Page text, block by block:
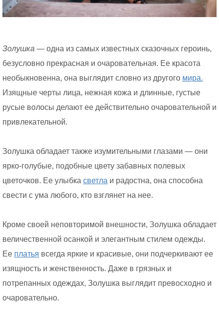
Золушка — одна из самых известных сказочных героинь,
безусловно прекрасная и очаровательная. Ее красота
необыкновенна, она выглядит словно из другого мира.
Изящные черты лица, нежная кожа и длинные, густые
русые волосы делают ее действительно очаровательной и
привлекательной.
Золушка обладает также изумительными глазами — они
ярко-голубые, подобные цвету забавных полевых
цветочков. Ее улыбка светла и радостна, она способна
свести с ума любого, кто взглянет на нее.
Кроме своей неповторимой внешности, Золушка обладает
величественной осанкой и элегантным стилем одежды.
Ее платья всегда яркие и красивые, они подчеркивают ее
изящность и женственность. Даже в грязных и
потрепанных одеждах, Золушка выглядит превосходно и
очаровательно.